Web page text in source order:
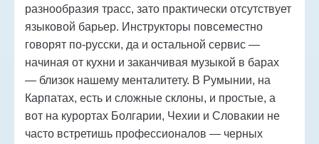
разнообразия трасс, зато практически отсутствует
языковой барьер. Инструкторы повсеместно
говорят по-русски, да и остальной сервис —
начиная от кухни и заканчивая музыкой в барах
— близок нашему менталитету. В Румынии, на
Карпатах, есть и сложные склоны, и простые, а
вот на курортах Болгарии, Чехии и Словакии не
часто встретишь профессионалов — черных